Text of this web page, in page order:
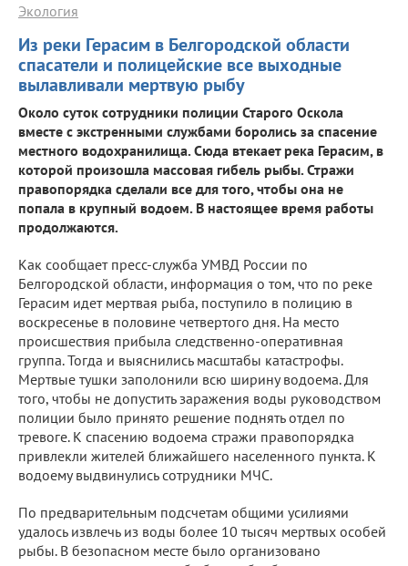
Из реки Герасим в Белгородской области
спасатели и полицейские все выходные
вылавливали мертвую рыбу
Экология
Около суток сотрудники полиции Старого Оскола
вместе с экстренными службами боролись за спасение
местного водохранилища. Сюда втекает река Герасим, в
которой произошла массовая гибель рыбы. Стражи
правопорядка сделали все для того, чтобы она не
попала в крупный водоем. В настоящее время работы
продолжаются.
Как сообщает пресс-служба УМВД России по
Белгородской области, информация о том, что по реке
Герасим идет мертвая рыба, поступило в полицию в
воскресенье в половине четвертого дня. На место
происшествия прибыла следственно-оперативная
группа. Тогда и выяснились масштабы катастрофы.
Мертвые тушки заполонили всю ширину водоема. Для
того, чтобы не допустить заражения воды руководством
полиции было принято решение поднять отдел по
тревоге. К спасению водоема стражи правопорядка
привлекли жителей ближайшего населенного пункта. К
водоему выдвинулись сотрудники МЧС.
По предварительным подсчетам общими усилиями
удалось извлечь из воды более 10 тысяч мертвых особей
рыбы. В безопасном месте было организовано